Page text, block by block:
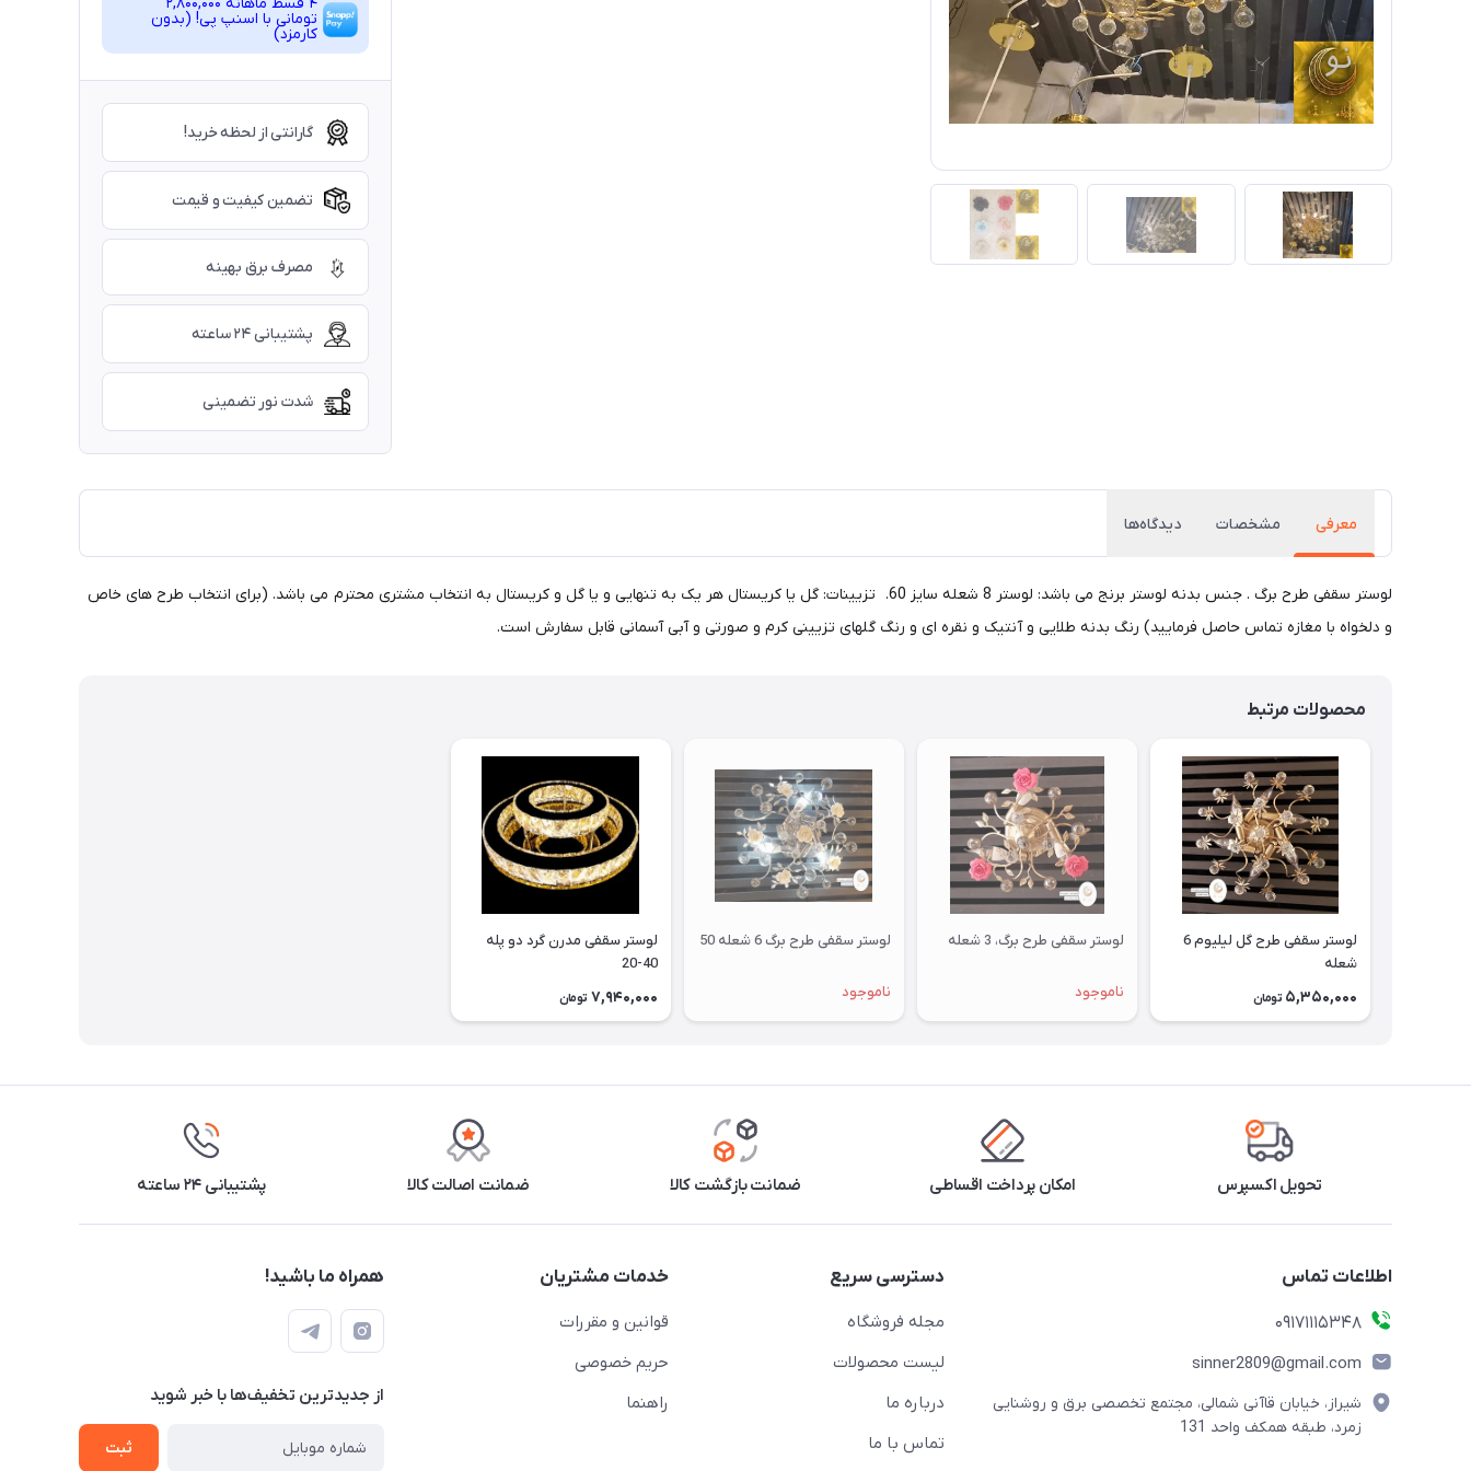
تومانی با اسنپ ‌پی! (بدون
کارمزد)
گارانتی از لحظه خرید!
تضمین کیفیت و قیمت
مصرف برق بهینه
پشتیبانی ۲۴ ساعته
شدت نور تضمینی
معرفی مشخصات دیدگاه‌ها
لوستر سقفی طرح برگ . جنس بدنه لوستر برنج می باشد: لوستر 8 شعله سایز 60. تزیینات: گل یا کریستال هر یک به تنهایی و یا گل و کریستال به انتخاب مشتری محترم می باشد. (برای انتخاب طرح های خاص
و دلخواه با مغازه تماس حاصل فرمایید) رنگ بدنه طلایی و آنتیک و نقره ای و رنگ گلهای تزیینی کرم و صورتی و آبی آسمانی قابل سفارش است.
محصولات مرتبط
لوستر سقفی طرح گل لیلیوم 6
شعله
5,350,000 تومان
لوستر سقفی طرح برگ، 3 شعله
ناموجود
لوستر سقفی طرح برگ 6 شعله 50
ناموجود
لوستر سقفی مدرن گرد دو پله
40-20
7,940,000 تومان
تحویل اکسپرس امکان پرداخت اقساطی ضمانت بازگشت کالا ضمانت اصالت کالا پشتیبانی ۲۴ ساعته
اطلاعات تماس
09171115348
sinner2809@gmail.com
شیراز، خیابان قاآنی شمالی، مجتمع تخصصی برق و روشنایی
زمرد، طبقه همکف واحد 131
دسترسی سریع
مجله فروشگاه
لیست محصولات
درباره ما
تماس با ما
خدمات مشتریان
قوانین و مقررات
حریم خصوصی
راهنما
همراه ما باشید!
از جدید‌ترین تخفیف‌ها با‌ خبر شوید
ثبت